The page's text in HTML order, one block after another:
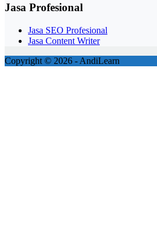
Jasa Profesional
Jasa SEO Profesional
Jasa Content Writer
Copyright © 2026 - AndiLearn